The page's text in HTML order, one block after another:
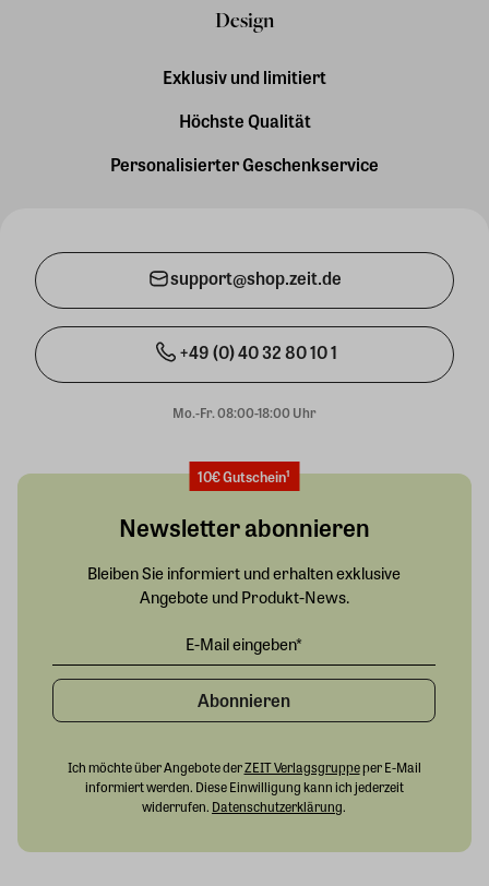
Design
Exklusiv und limitiert
Höchste Qualität
Personalisierter Geschenkservice
support@shop.zeit.de
+49 (0) 40 32 80 10 1
Mo.-Fr. 08:00-18:00 Uhr
10€ Gutschein¹
Newsletter abonnieren
Bleiben Sie informiert und erhalten exklusive
Angebote und Produkt-News.
Abonnieren
Ich möchte über Angebote derZEIT Verlagsgruppeper E-Mail
informiert werden. Diese Einwilligung kann ich jederzeit
widerrufen. Datenschutzerklärung.